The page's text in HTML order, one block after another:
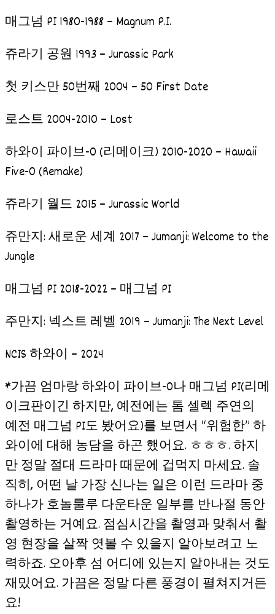
매그넘 PI 1980-1988 – Magnum P.I.
쥬라기 공원 1993 – Jurassic Park
첫 키스만 50번째 2004 – 50 First Date
로스트 2004-2010 – Lost
하와이 파이브-0 (리메이크) 2010-2020 – Hawaii
Five-0 (Remake)
쥬라기 월드 2015 – Jurassic World
쥬만지: 새로운 세계 2017 – Jumanji: Welcome to the
Jungle
매그넘 PI 2018-2022 – 매그넘 PI
주만지: 넥스트 레벨 2019 – Jumanji: The Next Level
NCIS 하와이 – 2024
*가끔 엄마랑 하와이 파이브-0나 매그넘 PI(리메
이크판이긴 하지만, 예전에는 톰 셀렉 주연의
예전 매그넘 PI도 봤어요)를 보면서 “위험한” 하
와이에 대해 농담을 하곤 했어요. ㅎㅎㅎ. 하지
만 정말 절대 드라마 때문에 겁먹지 마세요. 솔
직히, 어떤 날 가장 신나는 일은 이런 드라마 중
하나가 호놀룰루 다운타운 일부를 반나절 동안
촬영하는 거예요. 점심시간을 촬영과 맞춰서 촬
영 현장을 살짝 엿볼 수 있을지 알아보려고 노
력하죠. 오아후 섬 어디에 있는지 알아내는 것도
재밌어요. 가끔은 정말 다른 풍경이 펼쳐지거든
요!